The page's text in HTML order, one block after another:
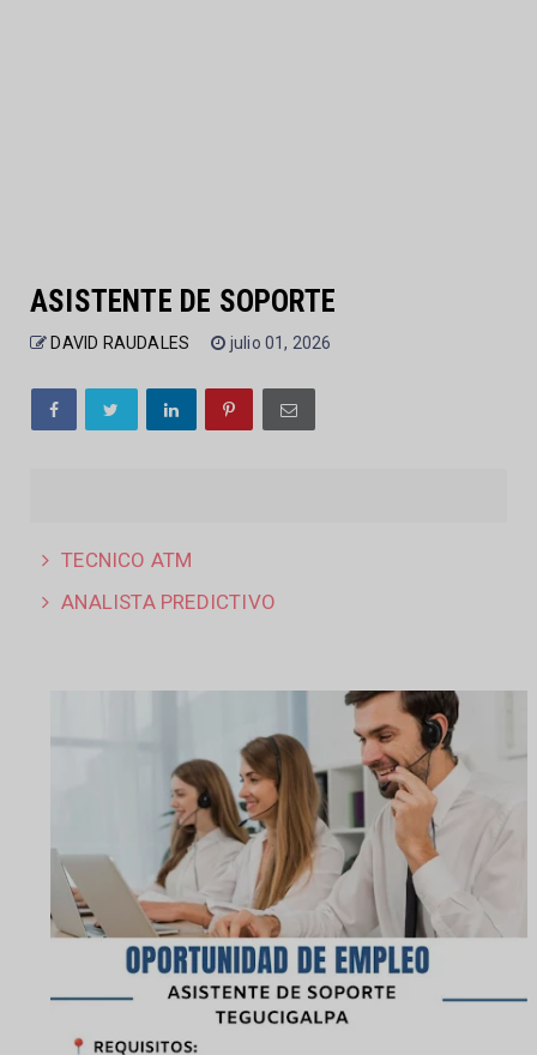
ASISTENTE DE SOPORTE
DAVID RAUDALES julio 01, 2026
TECNICO ATM
ANALISTA PREDICTIVO